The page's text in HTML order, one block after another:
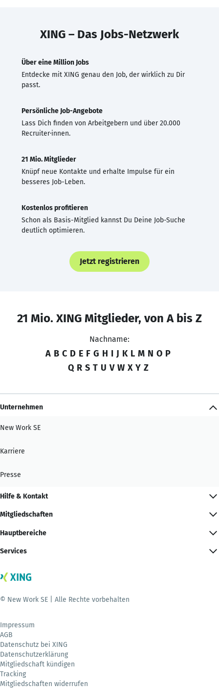
XING – Das Jobs-Netzwerk
Über eine Million Jobs
Entdecke mit XING genau den Job, der wirklich zu Dir
passt.
Persönliche Job-Angebote
Lass Dich finden von Arbeitgebern und über 20.000
Recruiter·innen.
21 Mio. Mitglieder
Knüpf neue Kontakte und erhalte Impulse für ein
besseres Job-Leben.
Kostenlos profitieren
Schon als Basis-Mitglied kannst Du Deine Job-Suche
deutlich optimieren.
Jetzt registrieren
21 Mio. XING Mitglieder, von A bis Z
Nachname:
A B C D E F G H I J K L M N O P
Q R S T U V W X Y Z
Unternehmen
New Work SE
Karriere
Presse
Hilfe & Kontakt
Mitgliedschaften
Hauptbereiche
Services
© New Work SE | Alle Rechte vorbehalten
Impressum
AGB
Datenschutz bei XING
Datenschutzerklärung
Mitgliedschaft kündigen
Tracking
Mitgliedschaften widerrufen